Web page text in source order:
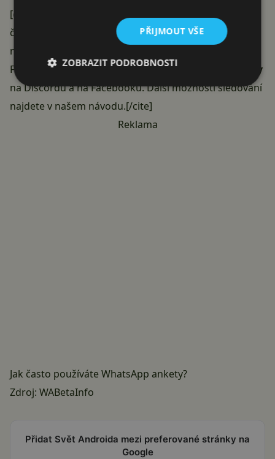
[cite author=“Tip“]Nechcete si nechat ujít zprávičky,
články, návody či recenze ze Světa Androida? Můžete
nás
Facebookové stránce . Máme takékomunitní skupiny
na Discorduana Facebooku. Další možnosti sledování
najdete v našem návodu.[/cite]
Reklama
Jak často používáte WhatsApp ankety?
Zdroj: WABetaInfo
Přidat Svět Androida mezi preferované stránky na
Google
PŘIJMOUT VŠE
ZOBRAZIT PODROBNOSTI